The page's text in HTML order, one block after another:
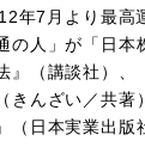
年7月より最高
の人」が「日
』（講談社）、
きんざい／共
（日本実業出版